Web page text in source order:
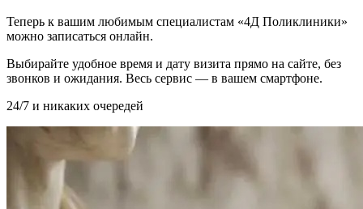
Теперь к вашим любимым специалистам «4Д Поликлиники»
можно записаться онлайн.
Выбирайте удобное время и дату визита прямо на сайте, без
звонков и ожидания. Весь сервис — в вашем смартфоне.
24/7 и никаких очередей